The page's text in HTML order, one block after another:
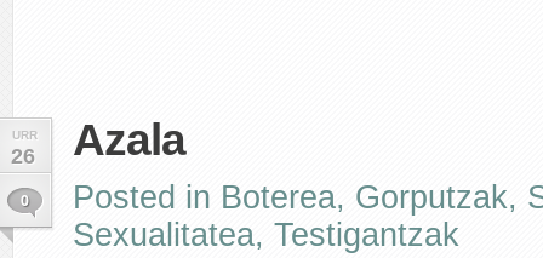
URR
26
0
Azala
Posted in Boterea, Gorputzak,
Sexualitatea, Testigantzak